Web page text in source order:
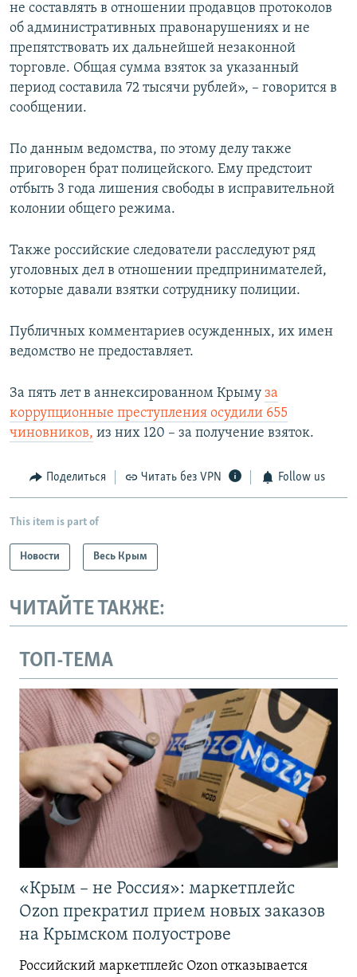
не составлять в отношении продавцов протоколов
об административных правонарушениях и не
препятствовать их дальнейшей незаконной
торговле. Общая сумма взяток за указанный
период составила 72 тысячи рублей», – говорится в
сообщении.
По данным ведомства, по этому делу также
приговорен брат полицейского. Ему предстоит
отбыть 3 года лишения свободы в исправительной
колонии общего режима.
Также российские следователи расследуют ряд
уголовных дел в отношении предпринимателей,
которые давали взятки сотруднику полиции.
Публичных комментариев осужденных, их имен
ведомство не предоставляет.
За пять лет в аннексированном Крыму за
коррупционные преступления осудили 655
чиновников, из них 120 – за получение взяток.
Поделиться Читать без VPN Follow us
This item is part of
Новости Весь Крым
ЧИТАЙТЕ ТАКЖЕ:
ТОП-ТЕМА
«Крым – не Россия»: маркетплейс
Ozon прекратил прием новых заказов
на Крымском полуострове
Российский маркетплейс Ozon отказывается